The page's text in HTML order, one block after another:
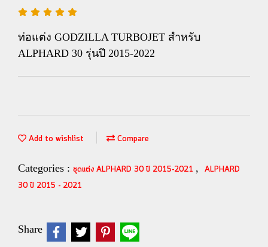
ท่อแต่ง GODZILLA TURBOJET สำหรับ
ALPHARD 30 รุ่นปี 2015-2022
Add to wishlist Compare
Categories : ชุดแต่ง ALPHARD 30 ปี 2015-2021 , ALPHARD
30 ปี 2015 - 2021
Share